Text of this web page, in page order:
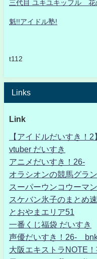
三代目 ユキユキッフル 花
魁!!アイドル塾!
t112
Links
Link
【アイドルだいすき！
vtuber だいすき
アニメだいすき！26-
オラシオンの競馬グラ
スーパーウンコウーマ
スケバン氷子のまとめ速
とおやまエリア51
一番くじ福袋 だいすき
声優だいすき！26-
大阪エキストラNOTE